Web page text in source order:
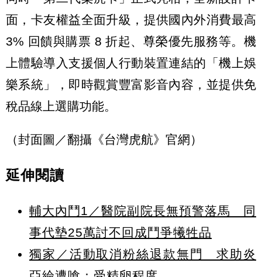
面，卡友權益全面升級，提供國內外消費最高
3% 回饋與購票 8 折起、尊榮優先服務等。機
上體驗導入支援個人行動裝置連結的「機上娛
樂系統」，即時觀賞豐富影音內容，並提供免
稅品線上選購功能。
（封面圖／翻攝《台灣虎航》官網）
延伸閱讀
輔大內鬥1／醫院副院長無預警落馬 同
事代墊25萬討不回成鬥爭犧牲品
獨家／活動取消粉絲退款無門 求助炎